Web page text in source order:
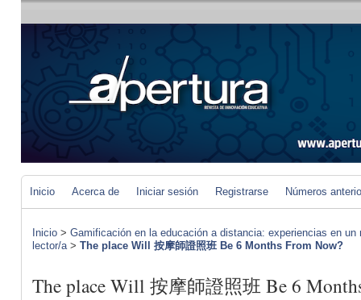
Inicio Acerca de Iniciar sesión Registrarse Números
Inicio > Gamificación en la educación a distancia: experiencias en
lector/a> The place Will 按摩師證照班 Be 6 Months From Now?
The place Will 按摩師證照班 Be 6